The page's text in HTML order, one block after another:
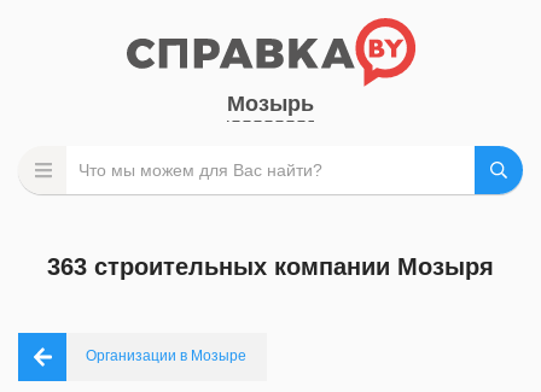
Мозырь
363 строительных компании Мозыря
Организации в Мозыре